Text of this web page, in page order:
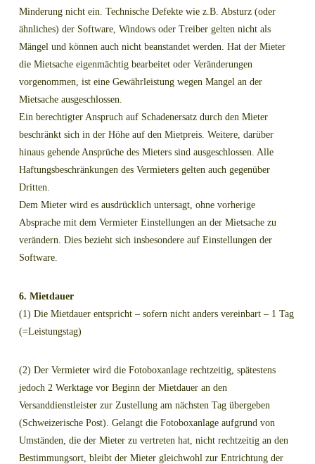
Minderung nicht ein. Technische Defekte wie z.B. Absturz (oder
ähnliches) der Software, Windows oder Treiber gelten nicht als
Mängel und können auch nicht beanstandet werden. Hat der Mieter
die Mietsache eigenmächtig bearbeitet oder Veränderungen
vorgenommen, ist eine Gewährleistung wegen Mangel an der
Mietsache ausgeschlossen.
Ein berechtigter Anspruch auf Schadenersatz durch den Mieter
beschränkt sich in der Höhe auf den Mietpreis. Weitere, darüber
hinaus gehende Ansprüche des Mieters sind ausgeschlossen. Alle
Haftungsbeschränkungen des Vermieters gelten auch gegenüber
Dritten.
Dem Mieter wird es ausdrücklich untersagt, ohne vorherige
Absprache mit dem Vermieter Einstellungen an der Mietsache zu
verändern. Dies bezieht sich insbesondere auf Einstellungen der
Software.
6. Mietdauer
(1) Die Mietdauer entspricht – sofern nicht anders vereinbart – 1 Tag
(=Leistungstag)
(2) Der Vermieter wird die Fotoboxanlage rechtzeitig, spätestens
jedoch 2 Werktage vor Beginn der Mietdauer an den
Versanddienstleister zur Zustellung am nächsten Tag übergeben
(Schweizerische Post). Gelangt die Fotoboxanlage aufgrund von
Umständen, die der Mieter zu vertreten hat, nicht rechtzeitig an den
Bestimmungsort, bleibt der Mieter gleichwohl zur Entrichtung der